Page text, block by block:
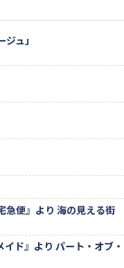
ュ」
急便』より 海の見える街
ド』より パート・オブ